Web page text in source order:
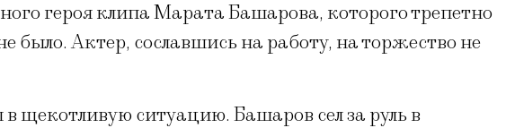
героя клипа Марата Башарова, которого трепетно
было. Актер, сославшись на работу, на торжество не
щекотливую ситуацию. Башаров сел за руль в